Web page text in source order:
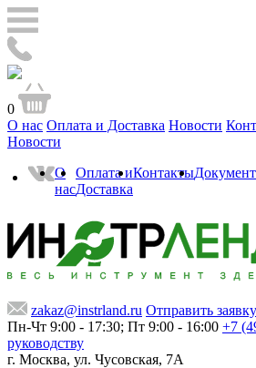
0
О нас Оплата и Доставка Новости
Новости
О
нас
Оплата и
Доставка
Контакты
zakaz@instrland.ru Отправить заявку
Пн-Чт 9:00 - 17:30; Пт 9:00 - 16:00 +7
руководству
г. Москва, ул. Чусовская, 7А